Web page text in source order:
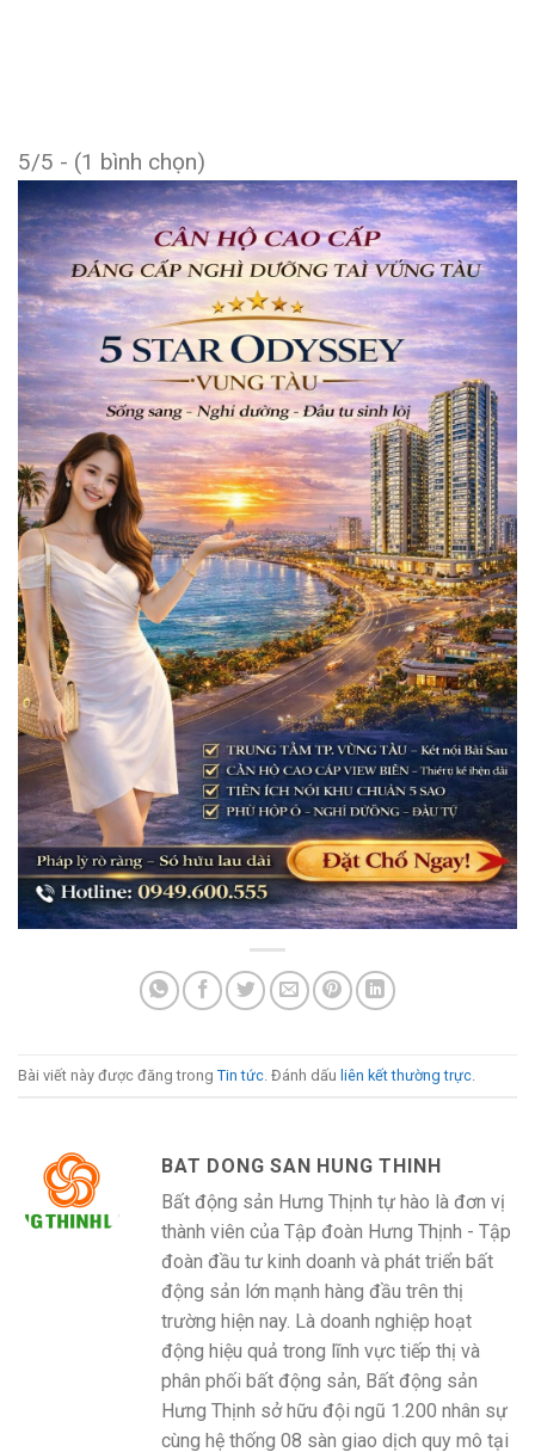
5/5 - (1 bình chọn)
Bài viết này được đăng trong Tin tức . Đánh dấu liên kết thường trực
BAT DONG SAN HUNG THINH
Bất động sản Hưng Thịnh tự hào là đơn vị
thành viên của Tập đoàn Hưng Thịnh - Tập
đoàn đầu tư kinh doanh và phát triển bất
động sản lớn mạnh hàng đầu trên thị
trường hiện nay. Là doanh nghiệp hoạt
động hiệu quả trong lĩnh vực tiếp thị và
phân phối bất động sản, Bất động sản
Hưng Thịnh sở hữu đội ngũ 1.200 nhân sự
cùng hệ thống 08 sàn giao dịch quy mô tại